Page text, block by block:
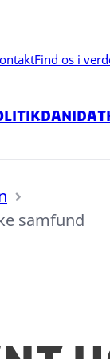
Find os i
Danida
samfund